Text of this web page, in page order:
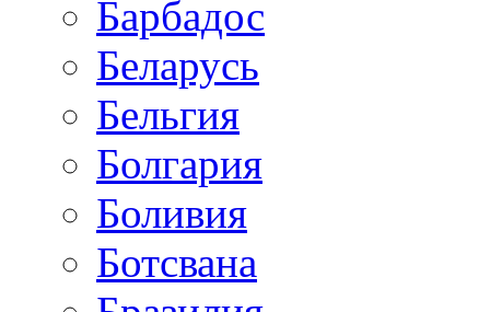
Барбадос
Беларусь
Бельгия
Болгария
Боливия
Ботсвана